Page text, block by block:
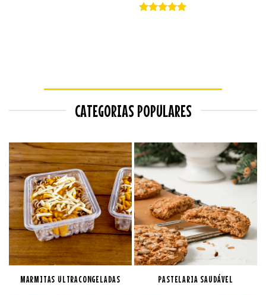
CATEGORIAS POPULARES
MARMITAS ULTRACONGELADAS PASTELARIA SAUDÁVEL